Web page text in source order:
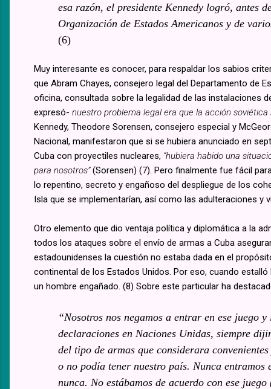
esa razón, el presidente Kennedy logró, antes
Organización de Estados Americanos y de
(6)
Muy interesante es conocer, para respaldar los sabios
que Abram Chayes, consejero legal del Departamento de
oficina, consultada sobre la legalidad de las instalaciones
expresó- nuestro problema legal era que la acción soviética
Kennedy, Theodore Sorensen, consejero especial y
Nacional, manifestaron que si se hubiera anunciado en
Cuba con proyectiles nucleares, “hubiera habido una
para nosotros”(Sorensen) (7). Pero finalmente fue fácil
lo repentino, secreto y engañoso del despliegue de los
Isla que se implementarían, así como las adulteraciones y
Otro elemento que dio ventaja política y diplomática a la
todos los ataques sobre el envío de armas a Cuba
estadounidenses la cuestión no estaba dada en el
continental de los Estados Unidos. Por eso, cuando
un hombre engañado. (8) Sobre este particular ha
“Nosotros nos negamos a entrar en ese juego
declaraciones en Naciones Unidas, siempre
del tipo de armas que considerara
o no podía tener nuestro país. Nunca
nunca. No estábamos de acuerdo con ese